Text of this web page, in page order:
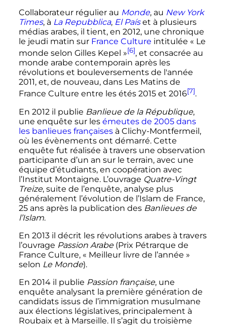
Collaborateur régulier au Monde, au New York
Times, à La Repubblica, El Paíset à plusieurs
médias arabes, il tient, en 2012, une chronique
le jeudi matin sur France Culture intitulée « Le
monde selon Gilles Kepel »[6], et consacrée au
monde arabe contemporain après les
révolutions et bouleversements de l'année
2011, et, de nouveau, dans Les Matins de
France Culture entre les étés 2015 et 2016[7].
En 2012 il publie Banlieue de la République,
une enquête sur les émeutes de 2005 dans
les banlieues françaisesà Clichy-Montfermeil,
où les évènements ont démarré. Cette
enquête fut réalisée à travers une observation
participante d’un an sur le terrain, avec une
équipe d’étudiants, en coopération avec
l’Institut Montaigne. L’ouvrage Quatre-Vingt
Treize, suite de l’enquête, analyse plus
généralement l’évolution de l’Islam de France,
25 ans après la publication des Banlieues de
l’Islam.
En 2013 il décrit les révolutions arabes à travers
l’ouvrage Passion Arabe(Prix Pétrarque de
France Culture, « Meilleur livre de l’année »
selon Le Monde).
En 2014 il publie Passion française, une
enquête analysant la première génération de
candidats issus de l’immigration musulmane
aux élections législatives, principalement à
Roubaix et à Marseille. Il s’agit du troisième